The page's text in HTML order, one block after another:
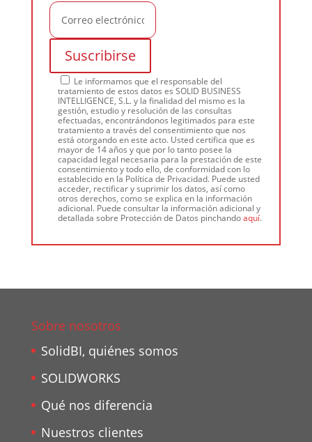
Le informamos que el responsable del
tratamiento de estos datos es SOLID BUSINESS
INTELLIGENCE, S.L. y la finalidad del mismo es la
gestión, estudio y resolución de las consultas
efectuadas, encontrándonos legitimados para este
tratamiento a través del consentimiento que nos
está otorgando en este acto. Usted certifica que es
mayor de 14 años y que por lo tanto posee la
capacidad legal necesaria para la prestación de este
consentimiento y todo ello, de conformidad con lo
establecido en la Política de Privacidad. Puede usted
acceder, rectificar y suprimir los datos, así como
otros derechos, como se explica en la información
adicional. Puede consultar la información adicional y
detallada sobre Protección de Datos pinchandoaquí.
Sobre nosotros
SolidBI, quiénes somos
SOLIDWORKS
Qué nos diferencia
Nuestros clientes